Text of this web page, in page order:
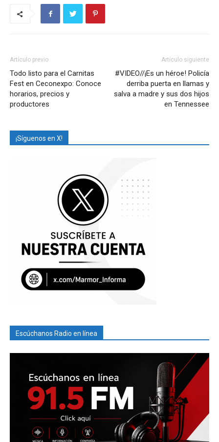
Artículo previo
Todo listo para el Carnitas
Fest en Ceconexpo: Conoce
horarios, precios y
productores
Artículo siguiente
#VIDEO//¡Es un héroe! Policía
derriba puerta en llamas y
salva a madre y sus dos hijos
en Tennessee
¡Síguenos en X!
Escúchanos Radio en línea